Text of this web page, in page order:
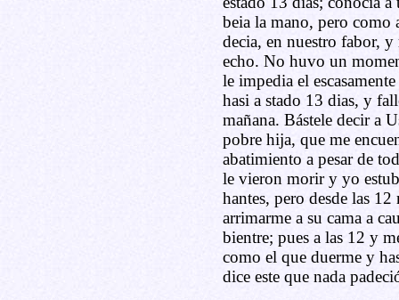
beia la mano, pero como
decia, en nuestro fabor,
echo. No huvo un
le impedia el
hasi a stado 13 dias, y
mañana. Bástele decir a
pobre hija, que me
abatimiento a pesar de
le vieron morir y yo
hantes, pero desde las
arrimarme a su cama a
bientre; pues a las 12 y
como el que duerme y
dice este que nada